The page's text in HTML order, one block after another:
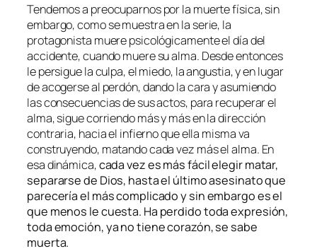
Tendemos a preocuparnos por la muerte física, sin
embargo, como se muestra en la serie, la
protagonista muere psicológicamente el día del
accidente, cuando muere su alma. Desde entonces
le persigue la culpa, el miedo, la angustia, y en lugar
de acogerse al perdón, dando la cara y asumiendo
las consecuencias de sus actos, para recuperar el
alma, sigue corriendo más y más en la dirección
contraria, hacia el infierno que ella misma va
construyendo, matando cada vez más el alma. En
esa dinámica,cada vez es más fácil elegir matar,
separarse de Dios, hasta el último asesinato que
parecería el más complicado y sin embargo es el
que menos le cuesta. Ha perdido toda expresión,
toda emoción, ya no tiene corazón, se sabe
muerta.